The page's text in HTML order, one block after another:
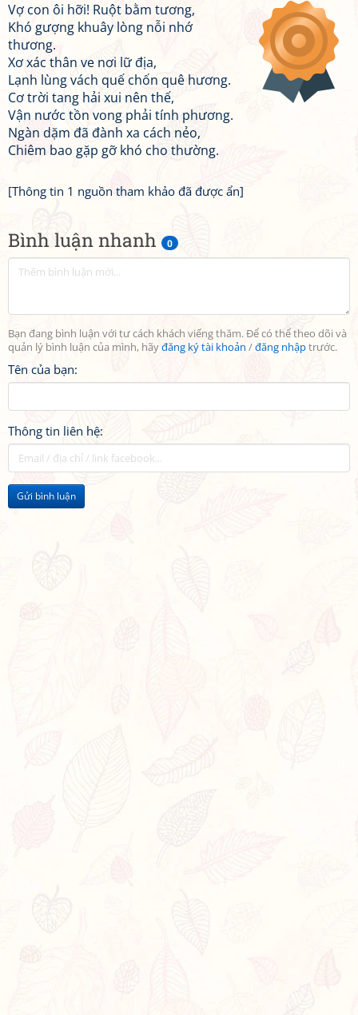
Bình luận nhanh 0
Bạn đang bình luận với tư cách khách viếng thăm. Để có thể theo dõi và
quản lý bình luận của mình, hãyđăng ký tài khoản /đăng nhậptrước.
Tên của bạn:
Thông tin liên hệ:
Gửi bình luận
Vợ con ôi hỡi! Ruột bằm tương,
Khó gượng khuây lòng nỗi nhớ
thương.
Xơ xác thân ve nơi lữ địa,
Lạnh lùng vách quế chốn quê hương.
Cơ trời tang hải xui nên thế,
Vận nước tồn vong phải tính phương.
Ngàn dặm đã đành xa cách nẻo,
Chiêm bao gặp gỡ khó cho thường.
[Thông tin 1 nguồn tham khảo đã được ẩn]